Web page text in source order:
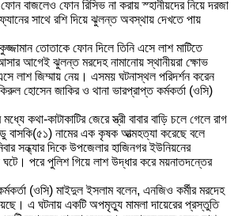
বাজলেও ফোন রিসিভ না করায় স্হানীয়দের নিয়ে দরজা
সাথে রশি দিয়ে ঝুলন্ত অবস্থায় দেখতে পায়
তোতাকে ফোন দিলে তিনি এসে লাশ মাটিতে
আগেই ঝুলন্ত মরদেহ নামানোয় স্থানীয়রা ক্ষোভ
লাশ জিম্মায় নেয়। এসময় ঘটনাস্থল পরিদর্শন করেন
হোসেন জাকির ও থানা ভারপ্রাপ্ত কর্মকর্তা (ওসি)
কথা-কাটাকাটির জেরে স্ত্রী বাবার বাড়ি চলে গেলে রাগ
বাসকি(৫১) নামের এক কৃষক আত্মহত্যা করেছে বলে
সন্ধ্যার দিকে উপজেলার হাজিনগর ইউনিয়নের
ঘটে। পরে পুলিশ গিয়ে লাশ উদ্ধার করে ময়নাতদন্তের
(ওসি) মাইদুল ইসলাম বলেন, এনজিও কর্মীর মরদেহ
এ ঘটনায় একটি অপমৃত্যু মামলা দায়েরের প্রস্তুতি